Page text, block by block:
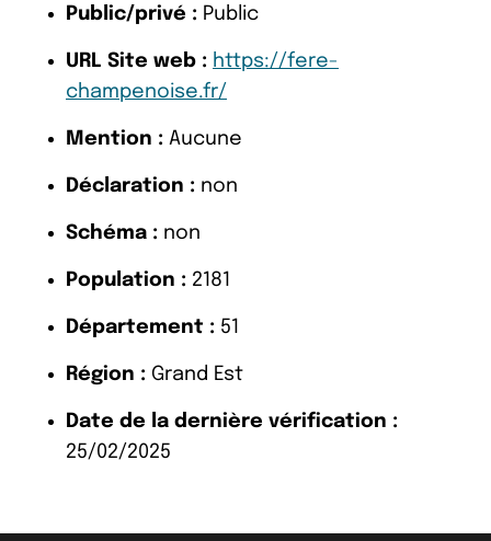
Public/privé : Public
URL Site web : https://fere-
champenoise.fr/
Mention : Aucune
Déclaration : non
Schéma : non
Population : 2181
Département : 51
Région : Grand Est
Date de la dernière vérification :
25/02/2025